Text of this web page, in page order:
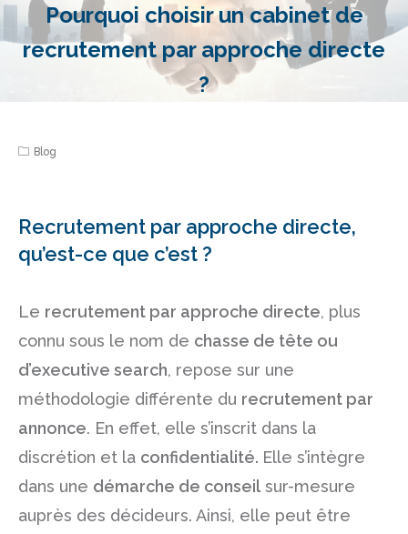
Pourquoi choisir un cabinet de
recrutement par approche directe
?
Blog
Recrutement par approche directe,
qu’est-ce que c’est ?
Le recrutement par approche directe, plus
connu sous le nom de chasse de tête ou
d’executive search, repose sur une
méthodologie différente du recrutement par
annonce. En effet, elle s’inscrit dans la
discrétion et la confidentialité. Elle s’intègre
dans une démarche de conseil sur-mesure
auprès des décideurs. Ainsi, elle peut être